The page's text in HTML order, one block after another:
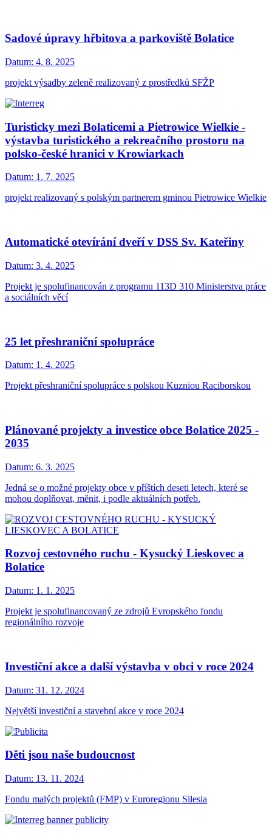
Sadové úpravy hřbitova a parkoviště Bolatice
Datum: 4. 8. 2025
projekt výsadby zeleně realizovaný z prostředků SFŽP
Turisticky mezi Bolaticemi a Pietrowice Wielkie -
výstavba turistického a rekreačního prostoru na
polsko-české hranici v Krowiarkach
Datum: 1. 7. 2025
projekt realizovaný s polským partnerem gminou Pietrowice Wielkie
Automatické otevírání dveří v DSS Sv. Kateřiny
Datum: 3. 4. 2025
Projekt je spolufinancován z programu 113D 310 Ministerstva práce
a sociálních věcí
25 let přeshraniční spolupráce
Datum: 1. 4. 2025
Projekt přeshraniční spolupráce s polskou Kuzniou Raciborskou
Plánované projekty a investice obce Bolatice 2025 -
2035
Datum: 6. 3. 2025
Jedná se o možné projekty obce v příštích deseti letech, které se
mohou doplňovat, měnit, i podle aktuálních potřeb.
Rozvoj cestovného ruchu - Kysucký Lieskovec a
Bolatice
Datum: 1. 1. 2025
Projekt je spolufinancovaný ze zdrojů Evropského fondu
regionálního rozvoje
Investiční akce a další výstavba v obci v roce 2024
Datum: 31. 12. 2024
Největší investiční a stavební akce v roce 2024
Děti jsou naše budoucnost
Datum: 13. 11. 2024
Fondu malých projektů (FMP) v Euroregionu Silesia